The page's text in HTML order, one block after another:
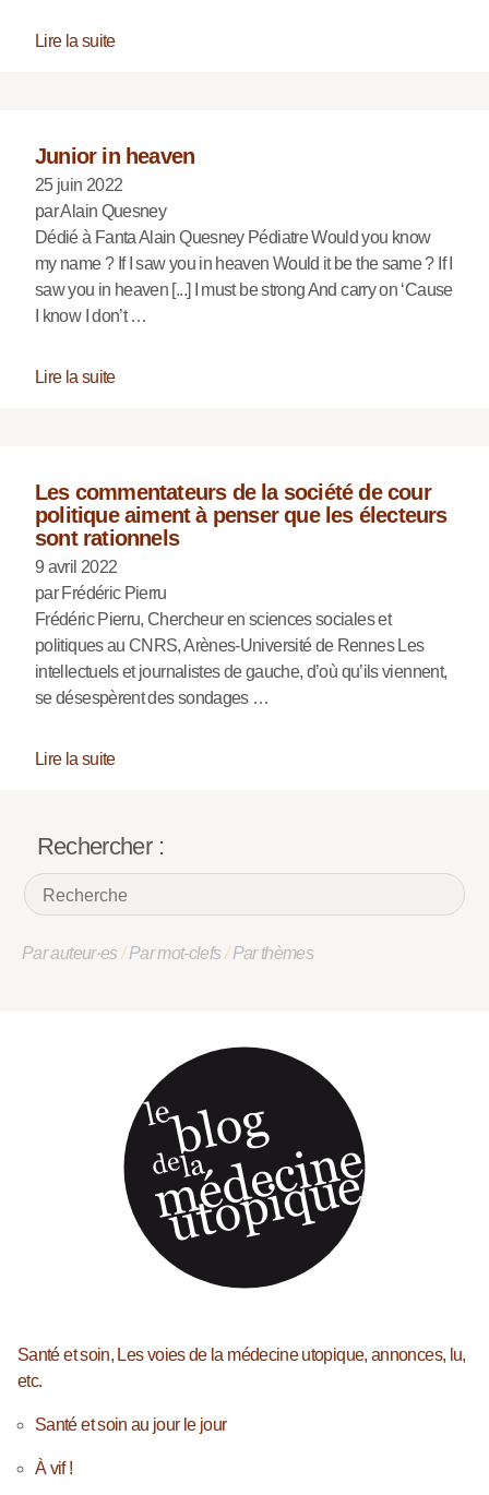
Lire la suite
Junior in heaven
25 juin 2022
par Alain Quesney
Dédié à Fanta Alain Quesney Pédiatre Would you know
my name ? If I saw you in heaven Would it be the same ? If I
saw you in heaven [...] I must be strong And carry on ‘Cause
I know I don’t …
Lire la suite
Les commentateurs de la société de cour
politique aiment à penser que les électeurs
sont rationnels
9 avril 2022
par Frédéric Pierru
Frédéric Pierru, Chercheur en sciences sociales et
politiques au CNRS, Arènes-Université de Rennes Les
intellectuels et journalistes de gauche, d’où qu’ils viennent,
se désespèrent des sondages …
Lire la suite
Rechercher :
Par auteur·es/Par mot-clefs/Par thèmes
Santé et soin, Les voies de la médecine utopique, annonces, lu,
etc.
Santé et soin au jour le jour
À vif !